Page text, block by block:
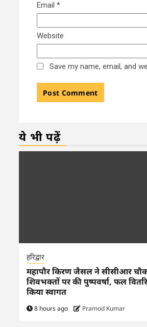
Email *
Website
Save my name, email, and
ये भी पढ़ें
हरिद्वार
महापौर किरण जैसल ने सीसीआर
शिवभक्तों पर की पुष्पवर्षा, फल
किया स्वागत
8 hours ago Pramod Kumar